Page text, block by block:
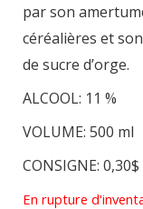
par son
céréalières et
de sucre d’orge.
ALCOOL: 11 %
VOLUME: 500 ml
CONSIGNE: 0,30$
En rupture